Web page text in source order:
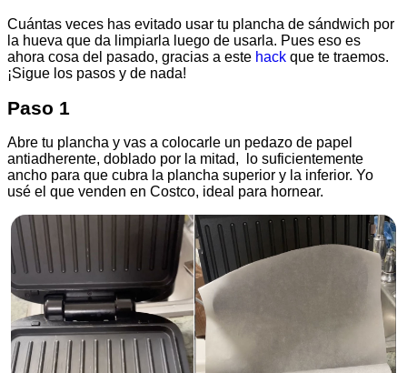
Cuántas veces has evitado usar tu plancha de sándwich por
la hueva que da limpiarla luego de usarla. Pues eso es
ahora cosa del pasado, gracias a este hack que te traemos.
¡Sigue los pasos y de nada!
Paso 1
Abre tu plancha y vas a colocarle un pedazo de papel
antiadherente, doblado por la mitad, lo suficientemente
ancho para que cubra la plancha superior y la inferior. Yo
usé el que venden en Costco, ideal para hornear.